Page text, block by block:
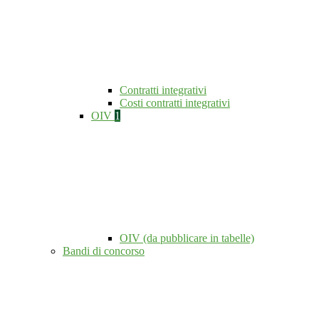
Contratti integrativi
Costi contratti integrativi
OIV 1
OIV (da pubblicare in tabelle)
Bandi di concorso